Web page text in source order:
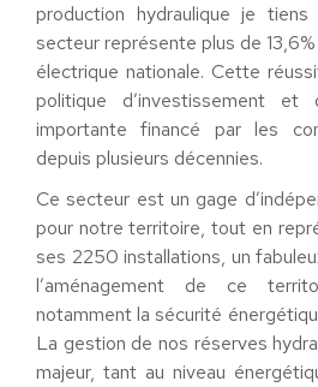
production hydraulique je
secteur représente plus de
électrique nationale. Cette
politique d’investissement et
importante financé par les
depuis plusieurs décennies.
Ce secteur est un gage
pour notre territoire, tout en
ses 2250 installations, un
l’aménagement de ce
notamment la sécurité
La gestion de nos réserves
majeur, tant au niveau